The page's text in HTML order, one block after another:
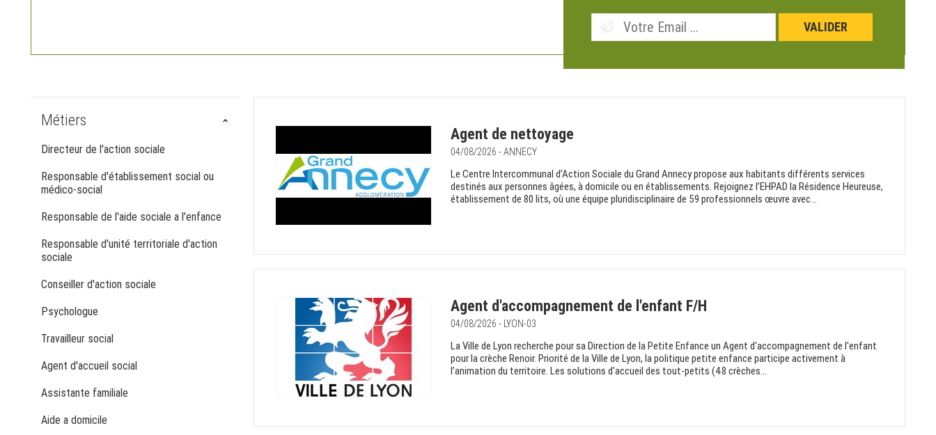
Métiers
Directeur de l'action sociale
Responsable d'établissement social ou
médico-social
Responsable de l'aide sociale a l'enfance
Responsable d'unité territoriale d'action
sociale
Conseiller d'action sociale
Psychologue
Travailleur social
Agent d'accueil social
Assistante familiale
Aide a domicile
Agent de nettoyage
04/08/2026 - ANNECY
Le Centre Intercommunal d’Action Sociale du Grand Annecy propose aux habitants différents services
destinés aux personnes âgées, à domicile ou en établissements. Rejoignez l’EHPAD la Résidence Heureuse,
établissement de 80 lits, où une équipe pluridisciplinaire de 59 professionnels œuvre avec...
Agent d'accompagnement de l'enfant F/H
04/08/2026 - LYON-03
La Ville de Lyon recherche pour sa Direction de la Petite Enfance un Agent d'accompagnement de l'enfant
pour la crèche Renoir. Priorité de la Ville de Lyon, la politique petite enfance participe activement à
l’animation du territoire. Les solutions d'accueil des tout-petits (48 crèches...